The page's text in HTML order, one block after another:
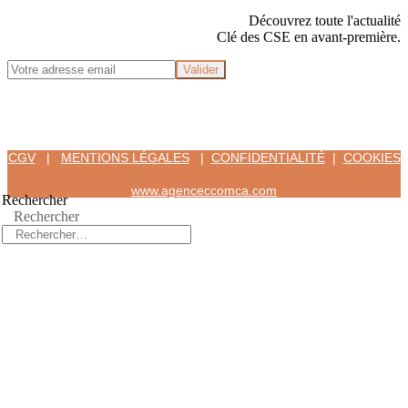
Découvrez toute l'actualité
Clé des CSE en avant-première.
CGV| MENTIONS LÉGALES| CONFIDENTIALITÉ| COOKIES
www.agenceccomca.com
Rechercher
Rechercher